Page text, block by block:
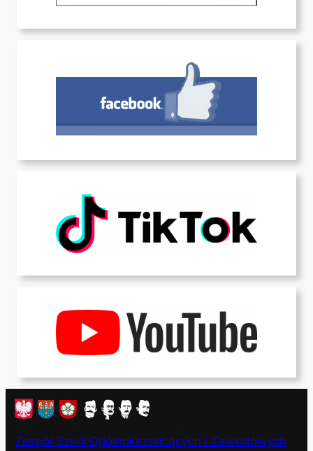
Zespół Szkół Ogólnokształcących i Zawodowych